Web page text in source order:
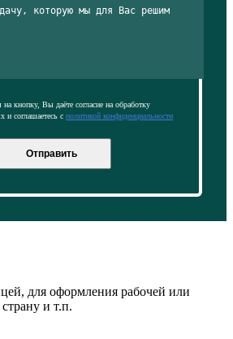
кнопку, Вы даёте согласие на обработку
и соглашаетесь с политикой конфиденциальности
Отправить
для оформления рабочей или
и т.п.